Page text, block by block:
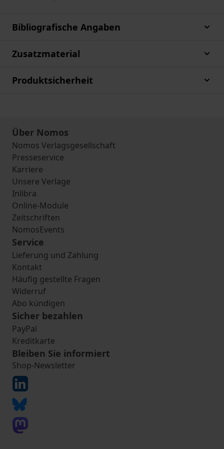
Bibliografische Angaben
Zusatzmaterial
Produktsicherheit
Über Nomos
Nomos Verlagsgesellschaft
Presseservice
Karriere
Unsere Verlage
Inlibra
Online-Module
Zeitschriften
NomosEvents
Service
Lieferung und Zahlung
Kontakt
Häufig gestellte Fragen
Widerruf
Abo kündigen
Sicher bezahlen
PayPal
Kreditkarte
Bleiben Sie informiert
Shop-Newsletter